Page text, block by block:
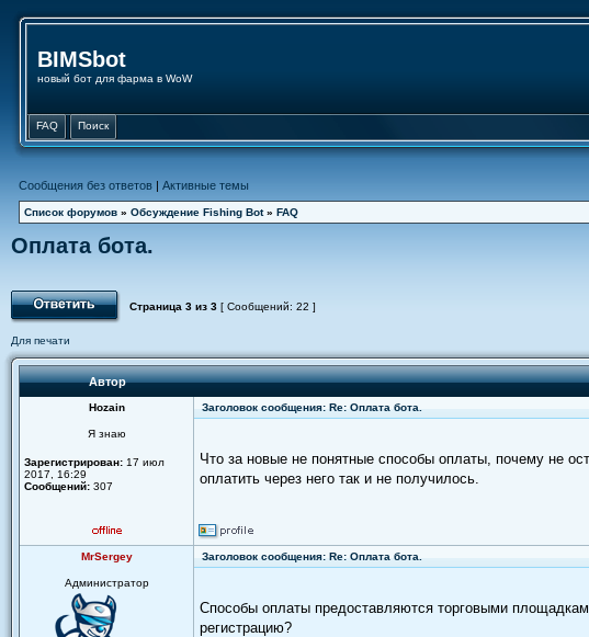
BIMSbot
новый бот для фарма в WoW
FAQ Поиск
Сообщения без ответов | Активные темы
Список форумов » Обсуждение Fishing Bot» FAQ
Оплата бота.
Страница 3 из 3 [ Сообщений: 22 ]
Для печати
Автор
Hozain Заголовок сообщения: Re: Оплата бота.
Я знаю
Зарегистрирован: 17 июл
2017, 16:29
Сообщений: 307
Что за новые не понятные способы оплаты, почему не
оплатить через него так и не получилось.
MrSergey Заголовок сообщения: Re: Оплата бота.
Администратор
Способы оплаты предоставляются торговыми
регистрацию?